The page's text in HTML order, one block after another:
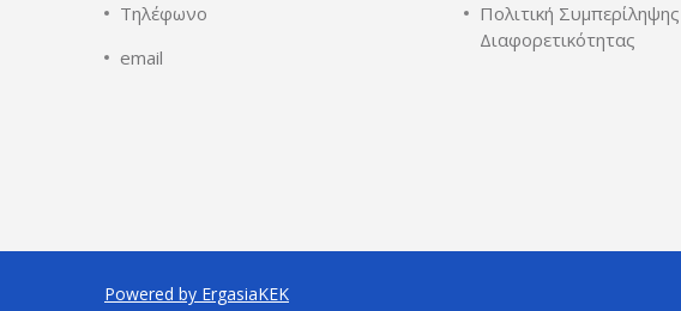
Τηλέφωνο
email
Πολιτική Συμπερίληψης
Διαφορετικότητας
Powered by ErgasiaKEK